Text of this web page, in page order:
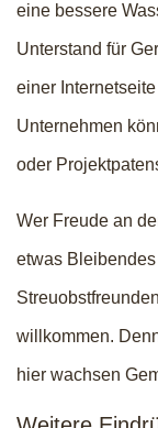
eine bessere
Unterstand für
einer
Unternehmen
oder
Wer Freude an
etwas
willkommen.
hier wachsen